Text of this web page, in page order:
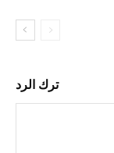
ترك الرد